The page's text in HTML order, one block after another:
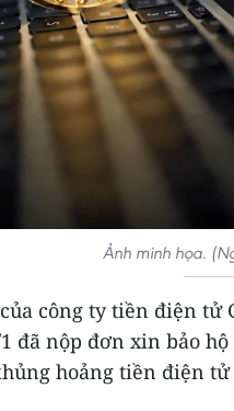
Ảnh minh họa.
công ty tiền điện tử
đã nộp đơn xin bảo
hoảng tiền điện